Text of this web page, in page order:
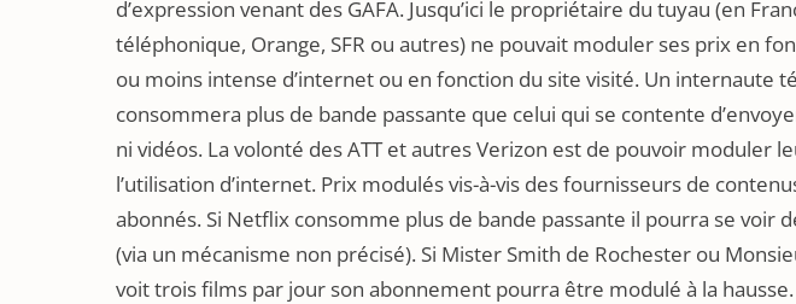
d’expression venant des GAFA. Jusqu’ici le propriétaire du tuyau (en
téléphonique, Orange, SFR ou autres) ne pouvait moduler ses prix en
ou moins intense d’internet ou en fonction du site visité. Un internaute
consommera plus de bande passante que celui qui se contente
ni vidéos. La volonté des ATT et autres Verizon est de pouvoir moduler
l’utilisation d’internet. Prix modulés vis-à-vis des fournisseurs de
abonnés. Si Netflix consomme plus de bande passante il pourra se voir
(via un mécanisme non précisé). Si Mister Smith de Rochester ou
voit trois films par jour son abonnement pourra être modulé à la hausse.